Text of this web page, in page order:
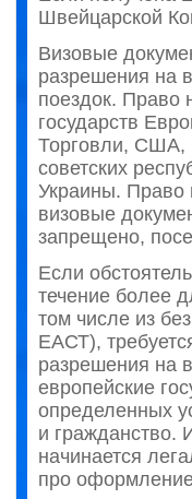
Швейцарской
Визовые
разрешения на
поездок. Право
государств
Торговли, США,
советских
Украины. Право
визовые
запрещено,
Если
течение более
том числе из
ЕАСТ),
разрешения на
европейские
определенных
и гражданство.
начинается
про